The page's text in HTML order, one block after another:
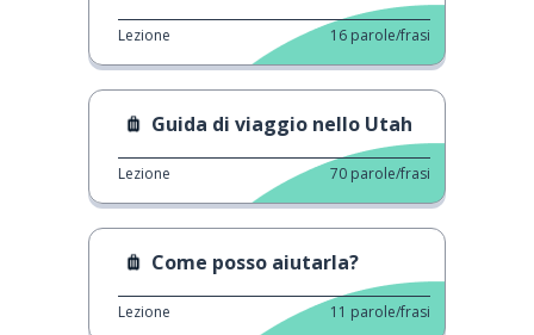
Lezione 16 parole/frasi
Guida di viaggio nello Utah
Lezione 70 parole/frasi
Come posso aiutarla?
Lezione 11 parole/frasi